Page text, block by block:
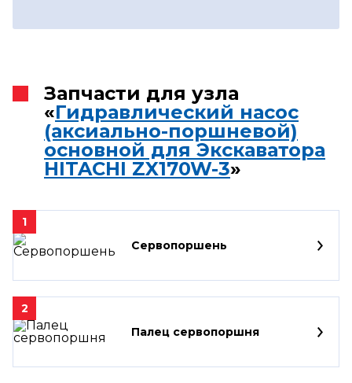
Запчасти для узла
«Гидравлический насос
(аксиально-поршневой)
основной для Экскаватора
HITACHI ZX170W-3»
1
Сервопоршень
2
Палец сервопоршня